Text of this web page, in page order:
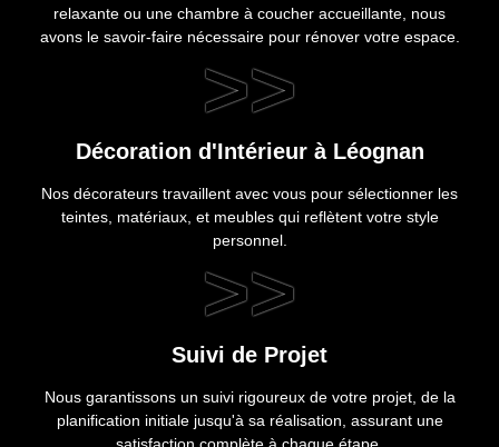
relaxante ou une chambre à coucher accueillante, nous
avons le savoir-faire nécessaire pour rénover votre espace.
>>
Décoration d'Intérieur à Léognan
Nos décorateurs travaillent avec vous pour sélectionner les
teintes, matériaux, et meubles qui reflètent votre style
personnel.
>>
Suivi de Projet
Nous garantissons un suivi rigoureux de votre projet, de la
planification initiale jusqu'à sa réalisation, assurant une
satisfaction complète à chaque étape.